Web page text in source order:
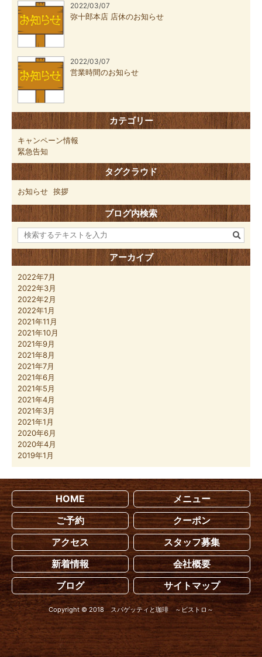
2022/03/07
弥十郎本店 店休のお知らせ
2022/03/07
営業時間のお知らせ
カテゴリー
キャンペーン情報
緊急告知
タグクラウド
お知らせ 挨拶
ブログ内検索
アーカイブ
2022年7月
2022年3月
2022年2月
2022年1月
2021年11月
2021年10月
2021年9月
2021年8月
2021年7月
2021年6月
2021年5月
2021年4月
2021年3月
2021年1月
2020年6月
2020年4月
2019年1月
HOME
メニュー
ご予約
クーポン
アクセス
スタッフ募集
新着情報
会社概要
ブログ
サイトマップ
Copyright © 2018 スパゲッティと珈琲 ～ビストロ～